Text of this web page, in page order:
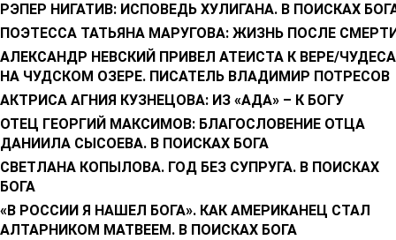
РЭПЕР НИГАТИВ: ИСПОВЕДЬ ХУЛИГАНА. В ПОИСКАХ
ПОЭТЕССА ТАТЬЯНА МАРУГОВА: ЖИЗНЬ ПОСЛЕ
АЛЕКСАНДР НЕВСКИЙ ПРИВЕЛ АТЕИСТА К ВЕРЕ/ЧУДЕСА
НА ЧУДСКОМ ОЗЕРЕ. ПИСАТЕЛЬ ВЛАДИМИР ПОТРЕСОВ
АКТРИСА АГНИЯ КУЗНЕЦОВА: ИЗ «АДА» – К БОГУ
ОТЕЦ ГЕОРГИЙ МАКСИМОВ: БЛАГОСЛОВЕНИЕ ОТЦА
ДАНИИЛА СЫСОЕВА. В ПОИСКАХ БОГА
СВЕТЛАНА КОПЫЛОВА. ГОД БЕЗ СУПРУГА. В ПОИСКАХ
БОГА
«В РОССИИ Я НАШЕЛ БОГА». КАК АМЕРИКАНЕЦ СТАЛ
АЛТАРНИКОМ МАТВЕЕМ. В ПОИСКАХ БОГА